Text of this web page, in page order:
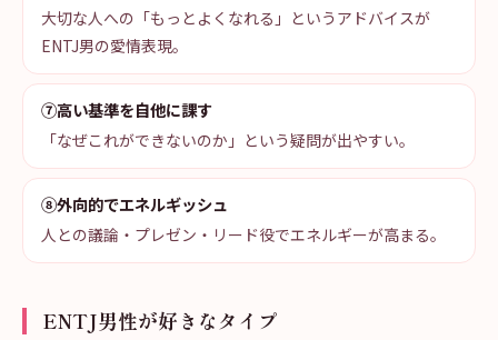
大切な人への「もっとよくなれる」というアドバイスが
ENTJ男の愛情表現。
⑦高い基準を自他に課す
「なぜこれができないのか」という疑問が出やすい。
⑧外向的でエネルギッシュ
人との議論・プレゼン・リード役でエネルギーが高まる。
ENTJ男性が好きなタイプ